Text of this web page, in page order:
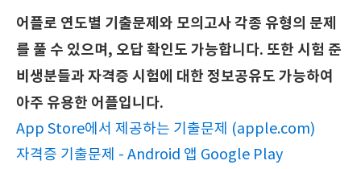
어플로 연도별 기출문제와 모의고사 각종 유형의 문제
를 풀 수 있으며, 오답 확인도 가능합니다. 또한 시험 준
비생분들과 자격증 시험에 대한 정보공유도 가능하여
아주 유용한 어플입니다.
App Store에서 제공하는 기출문제 (apple.com)
자격증 기출문제 - Android 앱 Google Play